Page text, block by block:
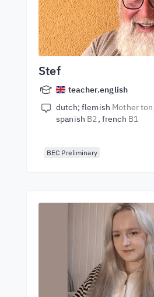
Stef
teacher.english
dutch; flemish Mother
spanish B2 french B1
BEC Preliminary